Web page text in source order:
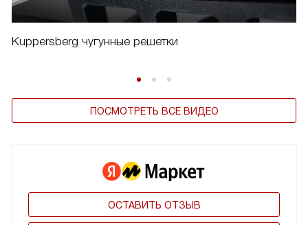
Kuppersberg чугунные решетки
ПОСМОТРЕТЬ ВСЕ ВИДЕО
ОСТАВИТЬ ОТЗЫВ